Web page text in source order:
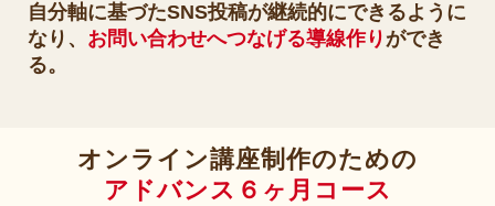
自分軸に基づたSNS投稿が継続的にできるように
なり、 お問い合わせへつなげる導線作り ができ
る。
オンライン講座制作のための
アドバンス６ヶ月コース